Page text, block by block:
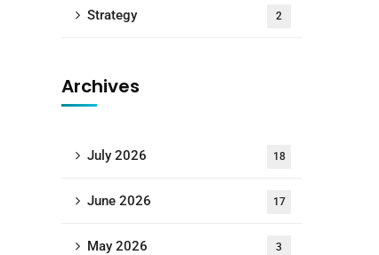
Strategy 2
Archives
July 2026 18
June 2026 17
May 2026 3